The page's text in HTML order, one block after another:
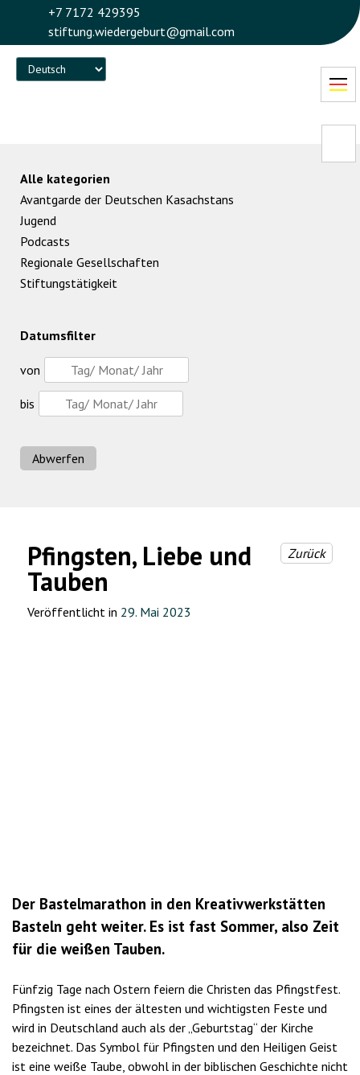
+7 7172 429395
stiftung.wiedergeburt@gmail.com
Language
Pfingsten, Liebe und
Tauben
Zurück
Veröffentlicht in 29. Mai 2023
Der Bastelmarathon in den Kreativwerkstätten
Basteln geht weiter. Es ist fast Sommer, also Zeit
für die weißen Tauben.
Fünfzig Tage nach Ostern feiern die Christen das Pfingstfest.
Pfingsten ist eines der ältesten und wichtigsten Feste und
wird in Deutschland auch als der „Geburtstag“ der Kirche
bezeichnet. Das Symbol für Pfingsten und den Heiligen Geist
ist eine weiße Taube, obwohl in der biblischen Geschichte nicht
Alle kategorien
Avantgarde der Deutschen Kasachstans
Jugend
Podcasts
Regionale Gesellschaften
Stiftungstätigkeit
Datumsfilter
von
bis
Abwerfen